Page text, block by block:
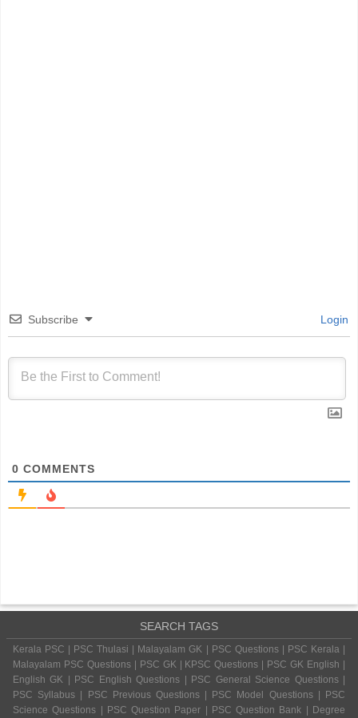
Subscribe Login
0 COMMENTS
SEARCH TAGS
Kerala PSC | PSC Thulasi | Malayalam GK | PSC Questions | PSC Kerala |
Malayalam PSC Questions | PSC GK | KPSC Questions | PSC GK English |
English GK | PSC English Questions | PSC General Science Questions |
PSC Syllabus | PSC Previous Questions | PSC Model Questions | PSC
Science Questions | PSC Question Paper | PSC Question Bank | Degree